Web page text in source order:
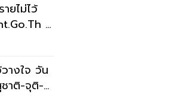
ยไม่ไว้
-
างใจ วัน
าติ-จุติ-